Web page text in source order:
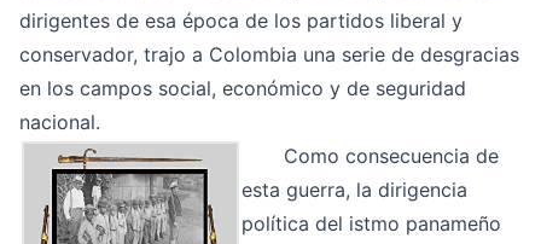
dirigentes de esa época de los partidos liberal y
conservador, trajo a Colombia una serie de desgracias
en los campos social, económico y de seguridad
nacional.
Como consecuencia de
esta guerra, la dirigencia
política del istmo panameño